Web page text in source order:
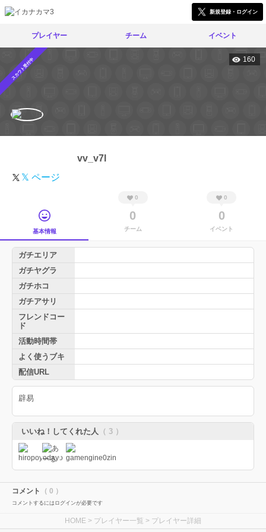
新規登録・ログイン
プレイヤー チーム イベント
スカウト受付中 160
vv_v7l
𝕏 ページ
基本情報
0
0
チーム
0
0
イベント
ガチエリア
ガチヤグラ
ガチホコ
ガチアサリ
フレンドコー
ド
活動時間帯
よく使うブキ
配信URL
辟易
いいね！してくれた人 （ 3 ）
コメント （ 0 ）
コメントするにはログインが必要です
HOME > プレイヤー一覧 > プレイヤー詳細